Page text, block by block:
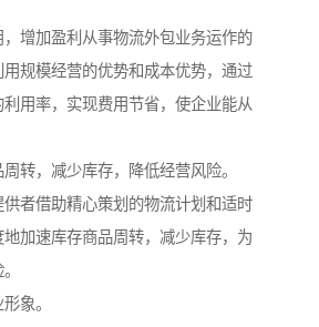
增加盈利从事物流外包业务运作的
规模经营的优势和成本优势，通过
用率，实现费用节省，使企业能从
转，减少库存，降低经营风险。
者借助精心策划的物流计划和适时
加速库存商品周转，减少库存，为
象。